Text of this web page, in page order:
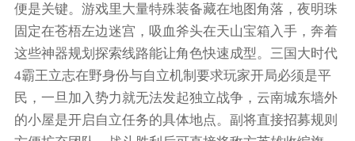
便是关键。游戏里大量特殊装备藏在地图角落，夜明珠
固定在苍梧左边迷宫，吸血斧头在天山宝箱入手，奔着
这些神器规划探索线路能让角色快速成型。三国大时代
4霸王立志在野身份与自立机制要求玩家开局必须是平
民，一旦加入势力就无法发起独立战争，云南城东墙外
的小屋是开启自立任务的具体地点。副将直接招募规则